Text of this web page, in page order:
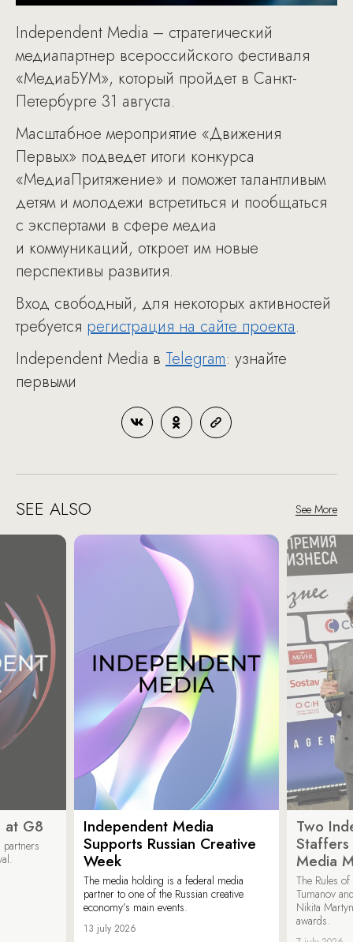
Independent Media – стратегический
медиапартнер всероссийского фестиваля
«МедиаБУМ», который пройдет в Санкт-
Петербурге 31 августа.
Масштабное мероприятие «Движения
Первых» подведет итоги конкурса
«МедиаПритяжение» и поможет талантливым
детям и молодежи встретиться и пообщаться
с экспертами в сфере медиа
и коммуникаций, откроет им новые
перспективы развития.
Вход свободный, для некоторых активностей
требуется регистрация на сайте проекта.
Independent Media в Telegram: узнайте
первыми
SEE ALSO See More
at G8
Independent Media
Supports Russian Creative
Week
The media holding is a federal media
partner to one of the Russian creative
economy’s main events.
13 july 2026
Two
Media
The Rules
Tumanov
Nikita
awards.